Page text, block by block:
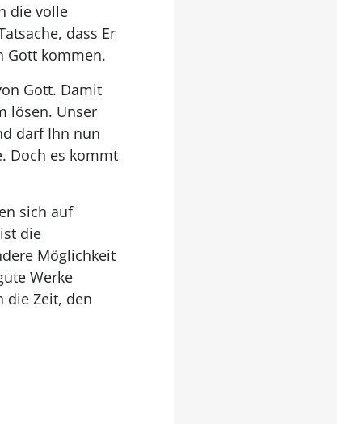
die volle
dass Er
Gott kommen.
Gott. Damit
lösen. Unser
darf Ihn nun
Doch es kommt
sich auf
die
Möglichkeit
Werke
die Zeit, den